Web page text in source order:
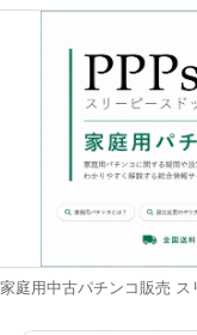
家庭用中古パチンコ販売